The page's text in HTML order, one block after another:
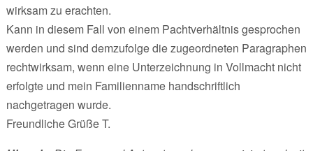
wirksam zu erachten.
Kann in diesem Fall von einem Pachtverhältnis gesprochen
werden und sind demzufolge die zugeordneten Paragraphen
rechtwirksam, wenn eine Unterzeichnung in Vollmacht nicht
erfolgte und mein Familienname handschriftlich
nachgetragen wurde.
Freundliche Grüße T.